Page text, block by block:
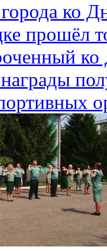
ко
прошёл